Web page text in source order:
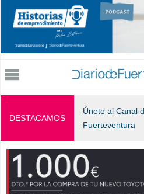
Jump to
DESTACAMOS
Únete al Canal
Fuerteventura